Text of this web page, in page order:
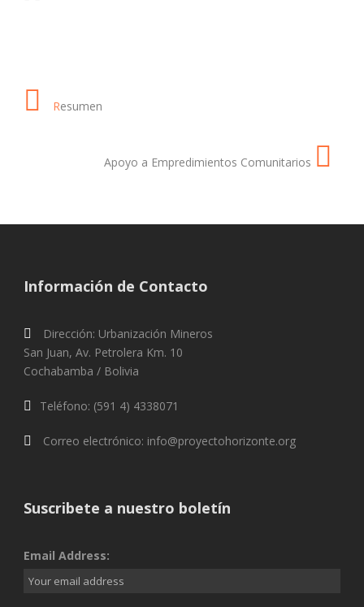
Resumen
Apoyo a Empredimientos Comunitarios
Información de Contacto
Dirección: Urbanización Mineros
San Juan, Av. Petrolera Km. 10
Cochabamba / Bolivia
Teléfono: (591 4) 4338071
Correo electrónico: info@proyectohorizonte.org
Suscribete a nuestro boletín
Email Address: